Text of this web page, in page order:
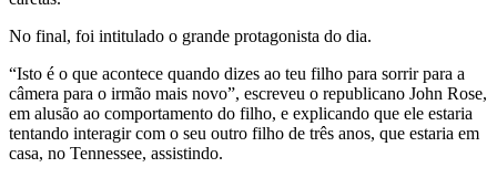
No final, foi intitulado o grande protagonista do dia.
“Isto é o que acontece quando dizes ao teu filho para sorrir para a
câmera para o irmão mais novo”, escreveu o republicano John Rose,
em alusão ao comportamento do filho, e explicando que ele estaria
tentando interagir com o seu outro filho de três anos, que estaria em
casa, no Tennessee, assistindo.